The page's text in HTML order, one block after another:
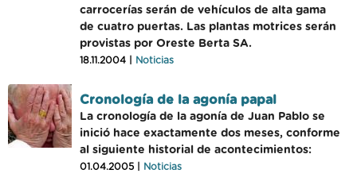
carrocerías serán de vehículos de alta gama
de cuatro puertas. Las plantas motrices serán
provistas por Oreste Berta SA.
18.11.2004 | Noticias
Cronología de la agonía papal
La cronología de la agonía de Juan Pablo se
inició hace exactamente dos meses, conforme
al siguiente historial de acontecimientos:
01.04.2005 | Noticias